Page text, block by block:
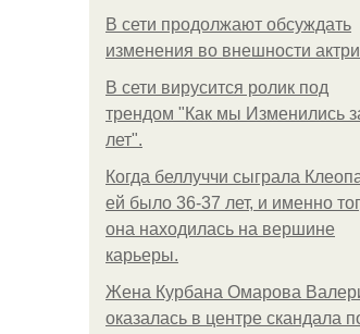
В сети продолжают обсуждать
изменения во внешности
В сети вирусится ролик под
трендом "Как мы Изменились
лет".
Когда беллуччи сыграла
ей было 36-37 лет, и именно
она находилась на вершине
карьеры.
Жена Курбана Омарова
оказалась в центре скандала